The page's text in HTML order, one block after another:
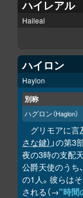
ハイレアル
Haileal
ハイロン
Haylon
別称
ハグロン（Haglon）
グリモアに言
さな鍵） 」の第3
夜の3時の支配
公爵天使のうち
の1人。彼らは
される（→"時間